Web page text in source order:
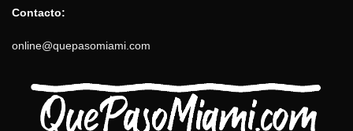
Contacto:
online@quepasomiami.com